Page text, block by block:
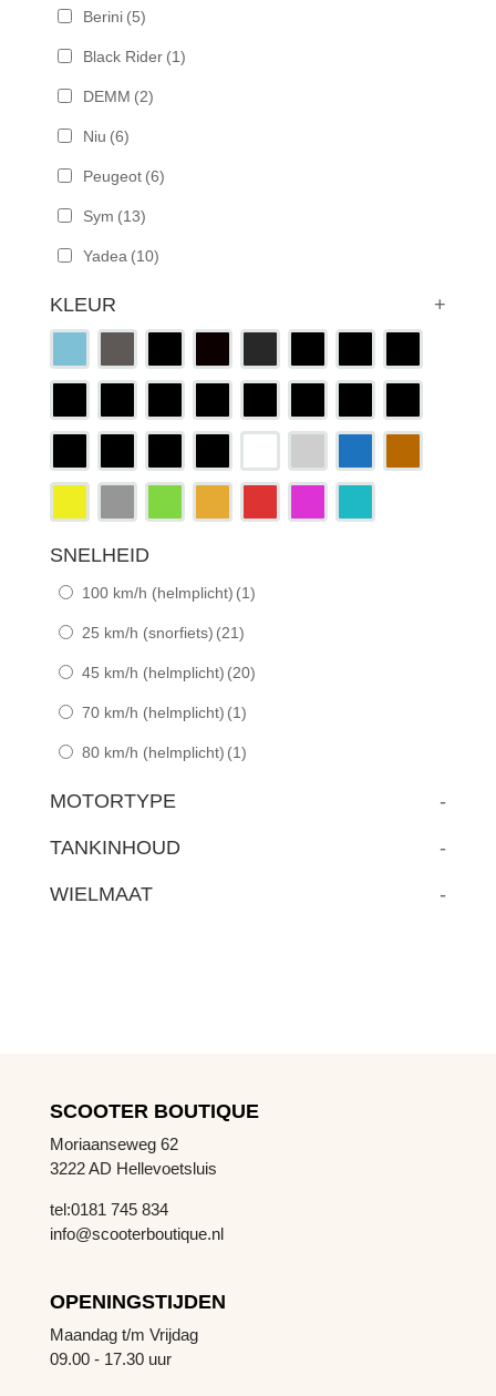
Berini (5)
Black Rider (1)
DEMM (2)
Niu (6)
Peugeot (6)
Sym (13)
Yadea (10)
KLEUR +
SNELHEID
100 km/h (helmplicht) (1)
25 km/h (snorfiets) (21)
45 km/h (helmplicht) (20)
70 km/h (helmplicht) (1)
80 km/h (helmplicht) (1)
MOTORTYPE -
TANKINHOUD -
WIELMAAT -
SCOOTER BOUTIQUE
Moriaanseweg 62
3222 AD Hellevoetsluis
tel:0181 745 834
info@scooterboutique.nl
OPENINGSTIJDEN
Maandag t/m Vrijdag
09.00 - 17.30 uur